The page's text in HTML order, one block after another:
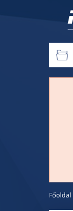
Főoldal